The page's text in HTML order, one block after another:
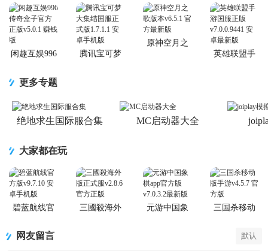
闲趣互娱996
腾讯宝可梦
原神空月之
英雄联盟手
更多专题
绝地求生国际服合集 MC启动器大全
大家都在玩
碧蓝航线官
三國殺海外
元游中国象
三国杀移动
网友留言 默认